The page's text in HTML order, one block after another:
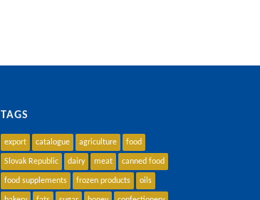
TAGS
export catalogue agriculture food
Slovak Republic dairy meat canned food
food supplements frozen products oils